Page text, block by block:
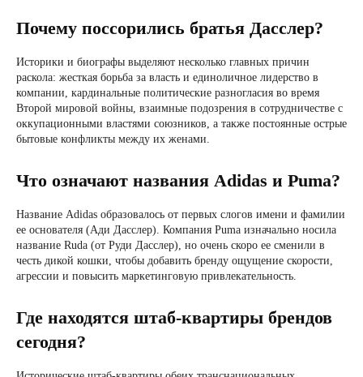
Почему поссорились братья Дасслер?
Историки и биографы выделяют несколько главных причин
раскола: жесткая борьба за власть и единоличное лидерство в
компании, кардинальные политические разногласия во время
Второй мировой войны, взаимные подозрения в сотрудничестве с
оккупационными властями союзников, а также постоянные острые
бытовые конфликты между их женами.
Что означают названия Adidas и Puma?
Название Adidas образовалось от первых слогов имени и фамилии
ее основателя (Ади Дасслер). Компания Puma изначально носила
название Ruda (от Руди Дасслер), но очень скоро ее сменили в
честь дикой кошки, чтобы добавить бренду ощущение скорости,
агрессии и повысить маркетинговую привлекательность.
Где находятся штаб-квартиры брендов
сегодня?